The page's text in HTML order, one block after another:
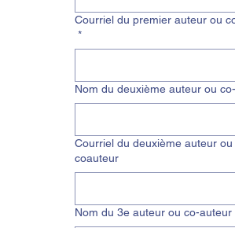
Courriel du premier auteur ou
*
Nom du deuxième auteur ou
Courriel du deuxième auteur ou
coauteur
Nom du 3e auteur ou co-auteur